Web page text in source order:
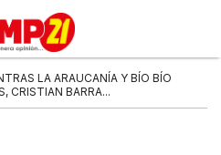
LA ARAUCANÍA Y BÍO BÍO
CRISTIAN BARRA...